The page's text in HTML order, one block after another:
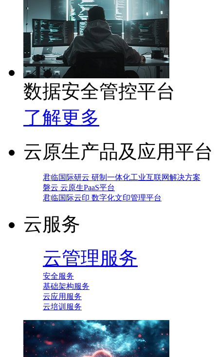
数据安全管控平台
了解更多
云原生产品及应用平台
君临国际研云 研制一体化工业互联网解决方案
磐云 云原生PaaS平台
君临国际云印 数字化文印管理平台
云服务
云管理服务
安全服务
基础架构服务
云应用服务
云培训服务